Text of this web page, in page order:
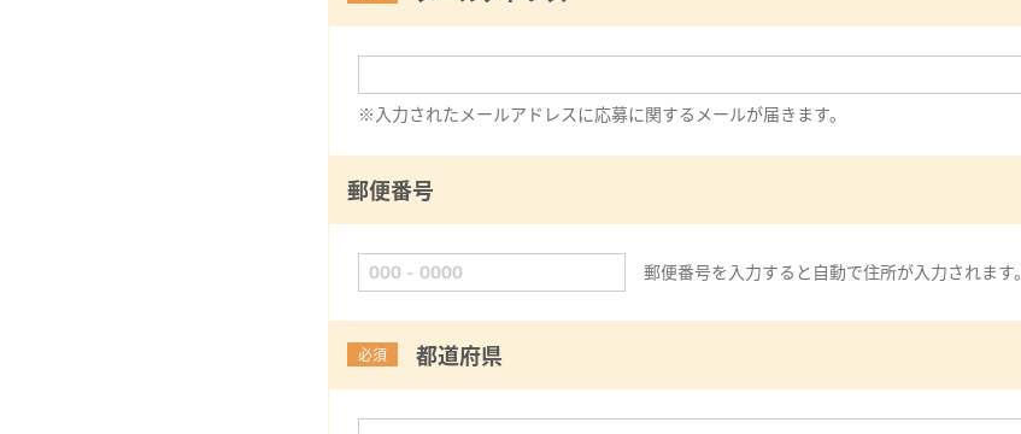
※入力されたメールアドレスに応募に関するメールが届きます。
郵便番号
郵便番号を入力すると自動で住所が入力されます。
必須 都道府県